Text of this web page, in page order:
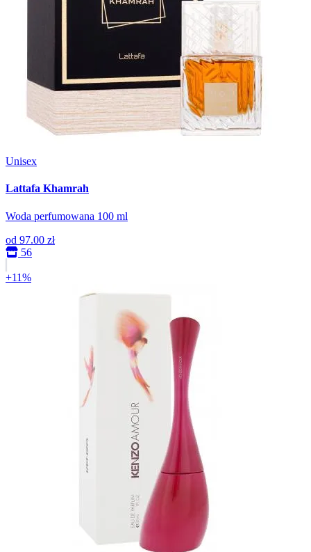
Unisex
Lattafa Khamrah
Woda perfumowana 100 ml
od 97.00 zł
56
+11%